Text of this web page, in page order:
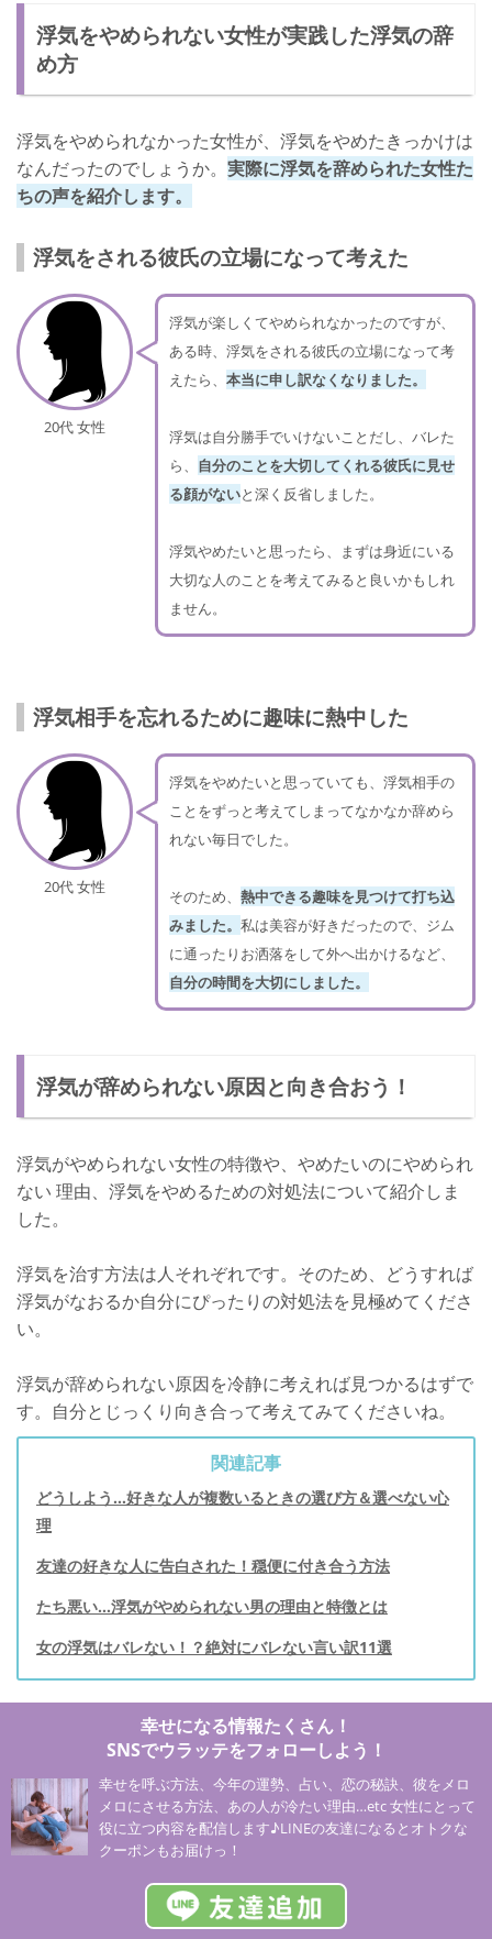
浮気をやめられない女性が実践した浮気の辞
め方
浮気をやめられなかった女性が、浮気をやめたきっかけは
なんだったのでしょうか。 実際に浮気を辞められた女性た
ちの声を紹介します。
浮気をされる彼氏の立場になって考えた
20代 女性
浮気が楽しくてやめられなかったのですが、
ある時、浮気をされる彼氏の立場になって考
えたら、 本当に申し訳なくなりました。
浮気は自分勝手でいけないことだし、バレた
ら、 自分のことを大切してくれる彼氏に見せ
る顔がないと深く反省しました。
浮気やめたいと思ったら、まずは身近にいる
大切な人のことを考えてみると良いかもしれ
ません。
浮気相手を忘れるために趣味に熱中した
20代 女性
浮気をやめたいと思っていても、浮気相手の
ことをずっと考えてしまってなかなか辞めら
れない毎日でした。
そのため、 熱中できる趣味を見つけて打ち込
みました。 私は美容が好きだったので、ジム
に通ったりお洒落をして外へ出かけるなど、
自分の時間を大切にしました。
浮気が辞められない原因と向き合おう！
浮気がやめられない女性の特徴や、やめたいのにやめられ
ない 理由、浮気をやめるための対処法について紹介しま
した。
浮気を治す方法は人それぞれです。そのため、どうすれば
浮気がなおるか自分にぴったりの対処法を見極めてくださ
い。
浮気が辞められない原因を冷静に考えれば見つかるはずで
す。自分とじっくり向き合って考えてみてくださいね。
関連記事
どうしよう…好きな人が複数いるときの選び方＆選べない心
理
友達の好きな人に告白された！穏便に付き合う方法
たち悪い…浮気がやめられない男の理由と特徴とは
女の浮気はバレない！？絶対にバレない言い訳11選
幸せになる情報たくさん！
SNSでウラッテをフォローしよう！
幸せを呼ぶ方法、今年の運勢、占い、恋の秘訣、彼をメロ
メロにさせる方法、あの人が冷たい理由…etc 女性にとって
役に立つ内容を配信します♪LINEの友達になるとオトクな
クーポンもお届けっ！